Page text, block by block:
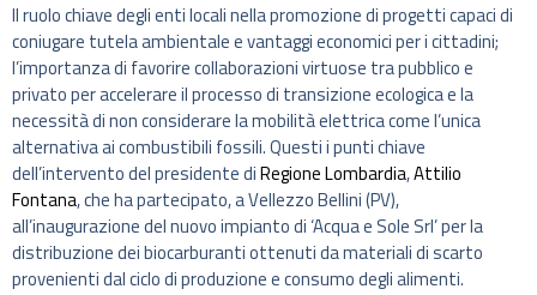
Il ruolo chiave degli enti locali nella promozione di progetti capaci di
coniugare tutela ambientale e vantaggi economici per i cittadini;
l’importanza di favorire collaborazioni virtuose tra pubblico e
privato per accelerare il processo di transizione ecologica e la
necessità di non considerare la mobilità elettrica come l’unica
alternativa ai combustibili fossili. Questi i punti chiave
dell’intervento del presidente diRegione Lombardia,Attilio
Fontana, che ha partecipato, a Vellezzo Bellini (PV),
all’inaugurazione del nuovo impianto di ‘Acqua e Sole Srl’ per la
distribuzione dei biocarburanti ottenuti da materiali di scarto
provenienti dal ciclo di produzione e consumo degli alimenti.